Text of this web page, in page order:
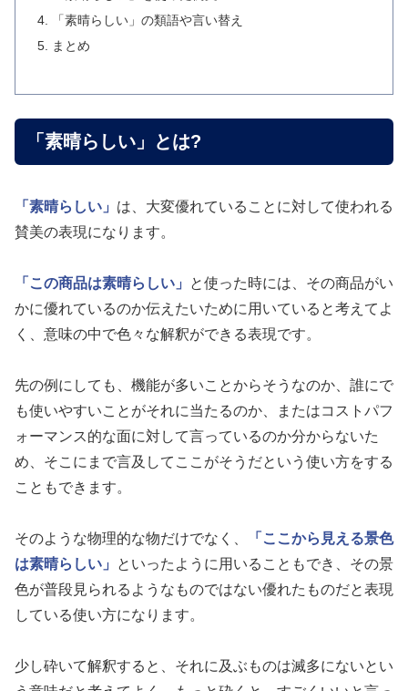
「素晴らしい」の類語や言い替え
まとめ
「素晴らしい」とは?
「素晴らしい」 は、大変優れていることに対して使われる
賛美の表現になります。
「この商品は素晴らしい」
と使った時には、その商品がい
かに優れているのか伝えたいために用いていると考えてよ
く、意味の中で色々な解釈ができる表現です。
先の例にしても、機能が多いことからそうなのか、誰にで
も使いやすいことがそれに当たるのか、またはコストパフ
ォーマンス的な面に対して言っているのか分からないた
め、そこにまで言及してここがそうだという使い方をする
こともできます。
そのような物理的な物だけでなく、
「ここから見える景色
は素晴らしい」
といったように用いることもでき、その景
色が普段見られるようなものではない優れたものだと表現
している使い方になります。
少し砕いて解釈すると、それに及ぶものは滅多にないとい